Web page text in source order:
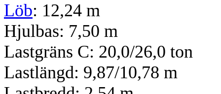
Löb: 12,24 m
Hjulbas: 7,50 m
Lastgräns C: 20,0/26,0 ton
Lastlängd: 9,87/10,78 m